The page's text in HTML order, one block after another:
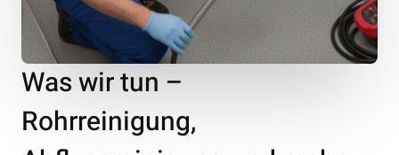
Was wir tun –
Rohrreinigung,